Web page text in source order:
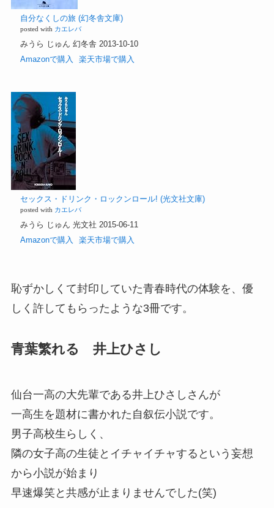
自分なくしの旅 (幻冬舎文庫)
posted with カエレバ
みうら じゅん 幻冬舎 2013-10-10
Amazonで購入
楽天市場で購入
セックス・ドリンク・ロックンロール! (光文社文庫)
posted with カエレバ
みうら じゅん 光文社 2015-06-11
Amazonで購入
楽天市場で購入
恥ずかしくて封印していた青春時代の体験を、優
しく許してもらったような3冊です。
青葉繁れる 井上ひさし
仙台一高の大先輩である井上ひさしさんが
一高生を題材に書かれた自叙伝小説です。
男子高校生らしく、
隣の女子高の生徒とイチャイチャするという妄想
から小説が始まり
早速爆笑と共感が止まりませんでした(笑)